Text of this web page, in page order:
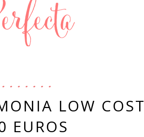
LOW COST
EUROS